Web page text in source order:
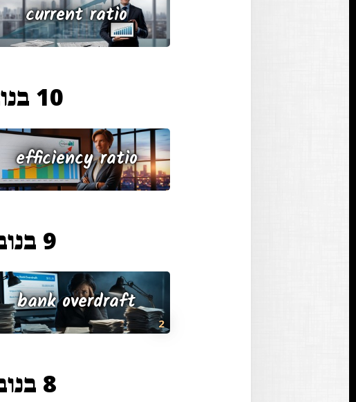
current ratio
10 בנובמבר 2025
efficiency ratio
9 בנובמבר 2025
2
bank overdraft
8 בנובמבר 2025